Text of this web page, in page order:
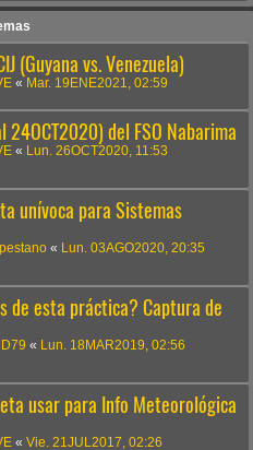
(Guyana vs. Venezuela)
« Mar. 19ENE2021, 02:59
24OCT2020) del FSO Nabarima
«
Lun. 26OCT2020, 11:53
unívoca para Sistemas
«
Lun. 03AGO2020, 20:35
de esta práctica? Captura de
«
Lun. 18MAR2019, 02:56
usar para Info Meteorológica
« Vie. 21JUL2017, 02:26